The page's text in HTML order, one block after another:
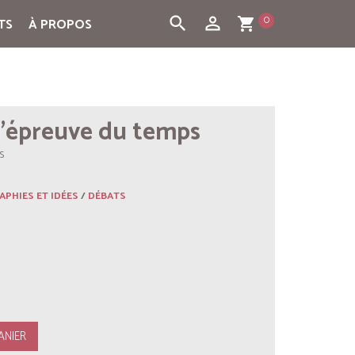
À PROPOS shopping_cart 0
person_outline
search
du temps
ET IDÉES/DÉBATS